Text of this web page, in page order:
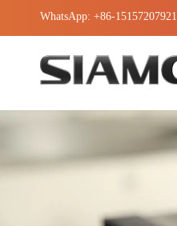
WhatsApp: +86-15157207921